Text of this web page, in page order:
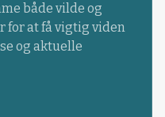
både vilde og
for at få vigtig viden
og aktuelle